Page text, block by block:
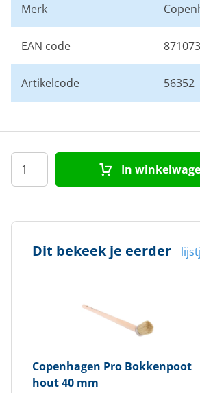
Merk
EAN code
Artikelcode 56352
In
Dit bekeek je eerder
Copenhagen Pro Bokkenpoot
hout 40 mm